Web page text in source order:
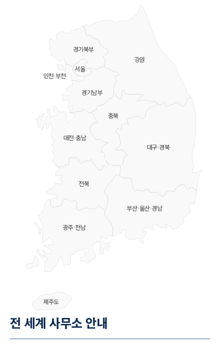
대륜의 강점
오시는 길
글로벌 파트너 로펌
강원
충북
대전·충남
대구·경북
부산·울산·경남
전북
광주·전남
제주도
경기북부
경기남부
서울
인천·부천
전 세계 사무소 안내